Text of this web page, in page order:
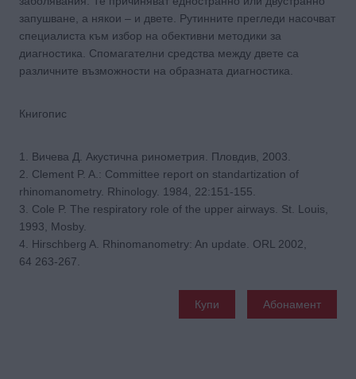
запушване, а някои – и двете. Рутинните прегледи насочват
специалиста към избор на обективни методики за
диагностика. Спомагателни средства между двете са
различните възможности на образната диагностика.
Книгопис
1. Вичева Д. Акустична ринометрия. Пловдив, 2003.
2. Clement P. A.: Committee report on standartization of
rhinomanometry. Rhinology. 1984, 22:151-155.
3. Cole P. The respiratory role of the upper airways. St. Louis,
1993, Mosby.
4. Hirschberg A. Rhinomanometry: An update. ORL 2002,
64 263-267.
Купи Абонамент